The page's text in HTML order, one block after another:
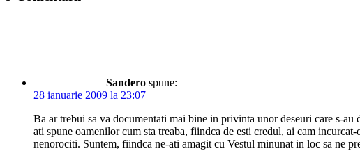
Sandero spune:
28 ianuarie 2009 la 23:07
Ba ar trebui sa va documentati mai bine in privinta unor deseuri care s-
ati spune oamenilor cum sta treaba, fiindca de esti credul, ai cam
nenorociti. Suntem, fiindca ne-ati amagit cu Vestul minunat in loc sa ne